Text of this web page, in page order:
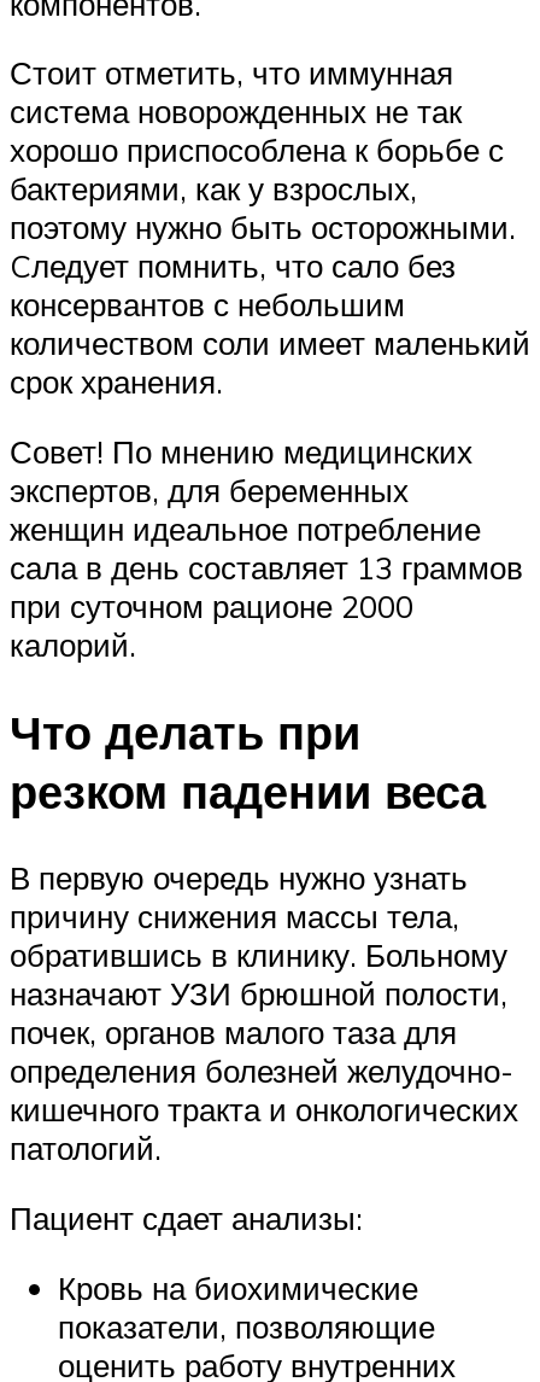
Стоит отметить, что иммунная
система новорожденных не так
хорошо приспособлена к борьбе с
бактериями, как у взрослых,
поэтому нужно быть осторожными.
Cледует помнить, что сало без
консервантов с небольшим
количеством соли имеет маленький
срок хранения.
Совет! По мнению медицинских
экспертов, для беременных
женщин идеальное потребление
сала в день составляет 13 граммов
при суточном рационе 2000
калорий.
Что делать при
резком падении веса
В первую очередь нужно узнать
причину снижения массы тела,
обратившись в клинику. Больному
назначают УЗИ брюшной полости,
почек, органов малого таза для
определения болезней желудочно-
кишечного тракта и онкологических
патологий.
Пациент сдает анализы:
Кровь на биохимические
показатели, позволяющие
оценить работу внутренних